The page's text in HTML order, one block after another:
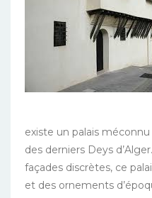
existe un palais
des derniers Deys
façades discrètes, ce
et des ornements